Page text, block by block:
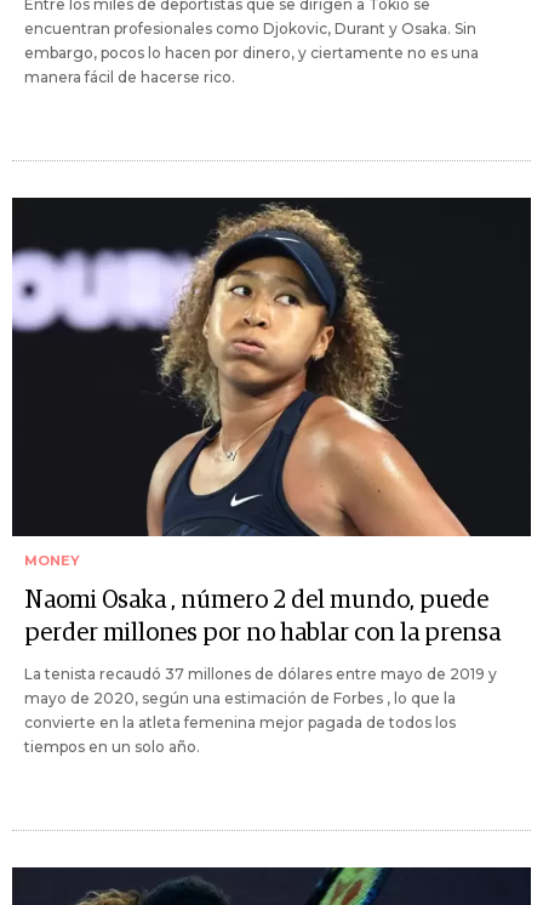
Entre los miles de deportistas que se dirigen a Tokio se
encuentran profesionales como Djokovic, Durant y Osaka. Sin
embargo, pocos lo hacen por dinero, y ciertamente no es una
manera fácil de hacerse rico.
MONEY
Naomi Osaka , número 2 del mundo, puede
perder millones por no hablar con la prensa
La tenista recaudó 37 millones de dólares entre mayo de 2019 y
mayo de 2020, según una estimación de Forbes , lo que la
convierte en la atleta femenina mejor pagada de todos los
tiempos en un solo año.